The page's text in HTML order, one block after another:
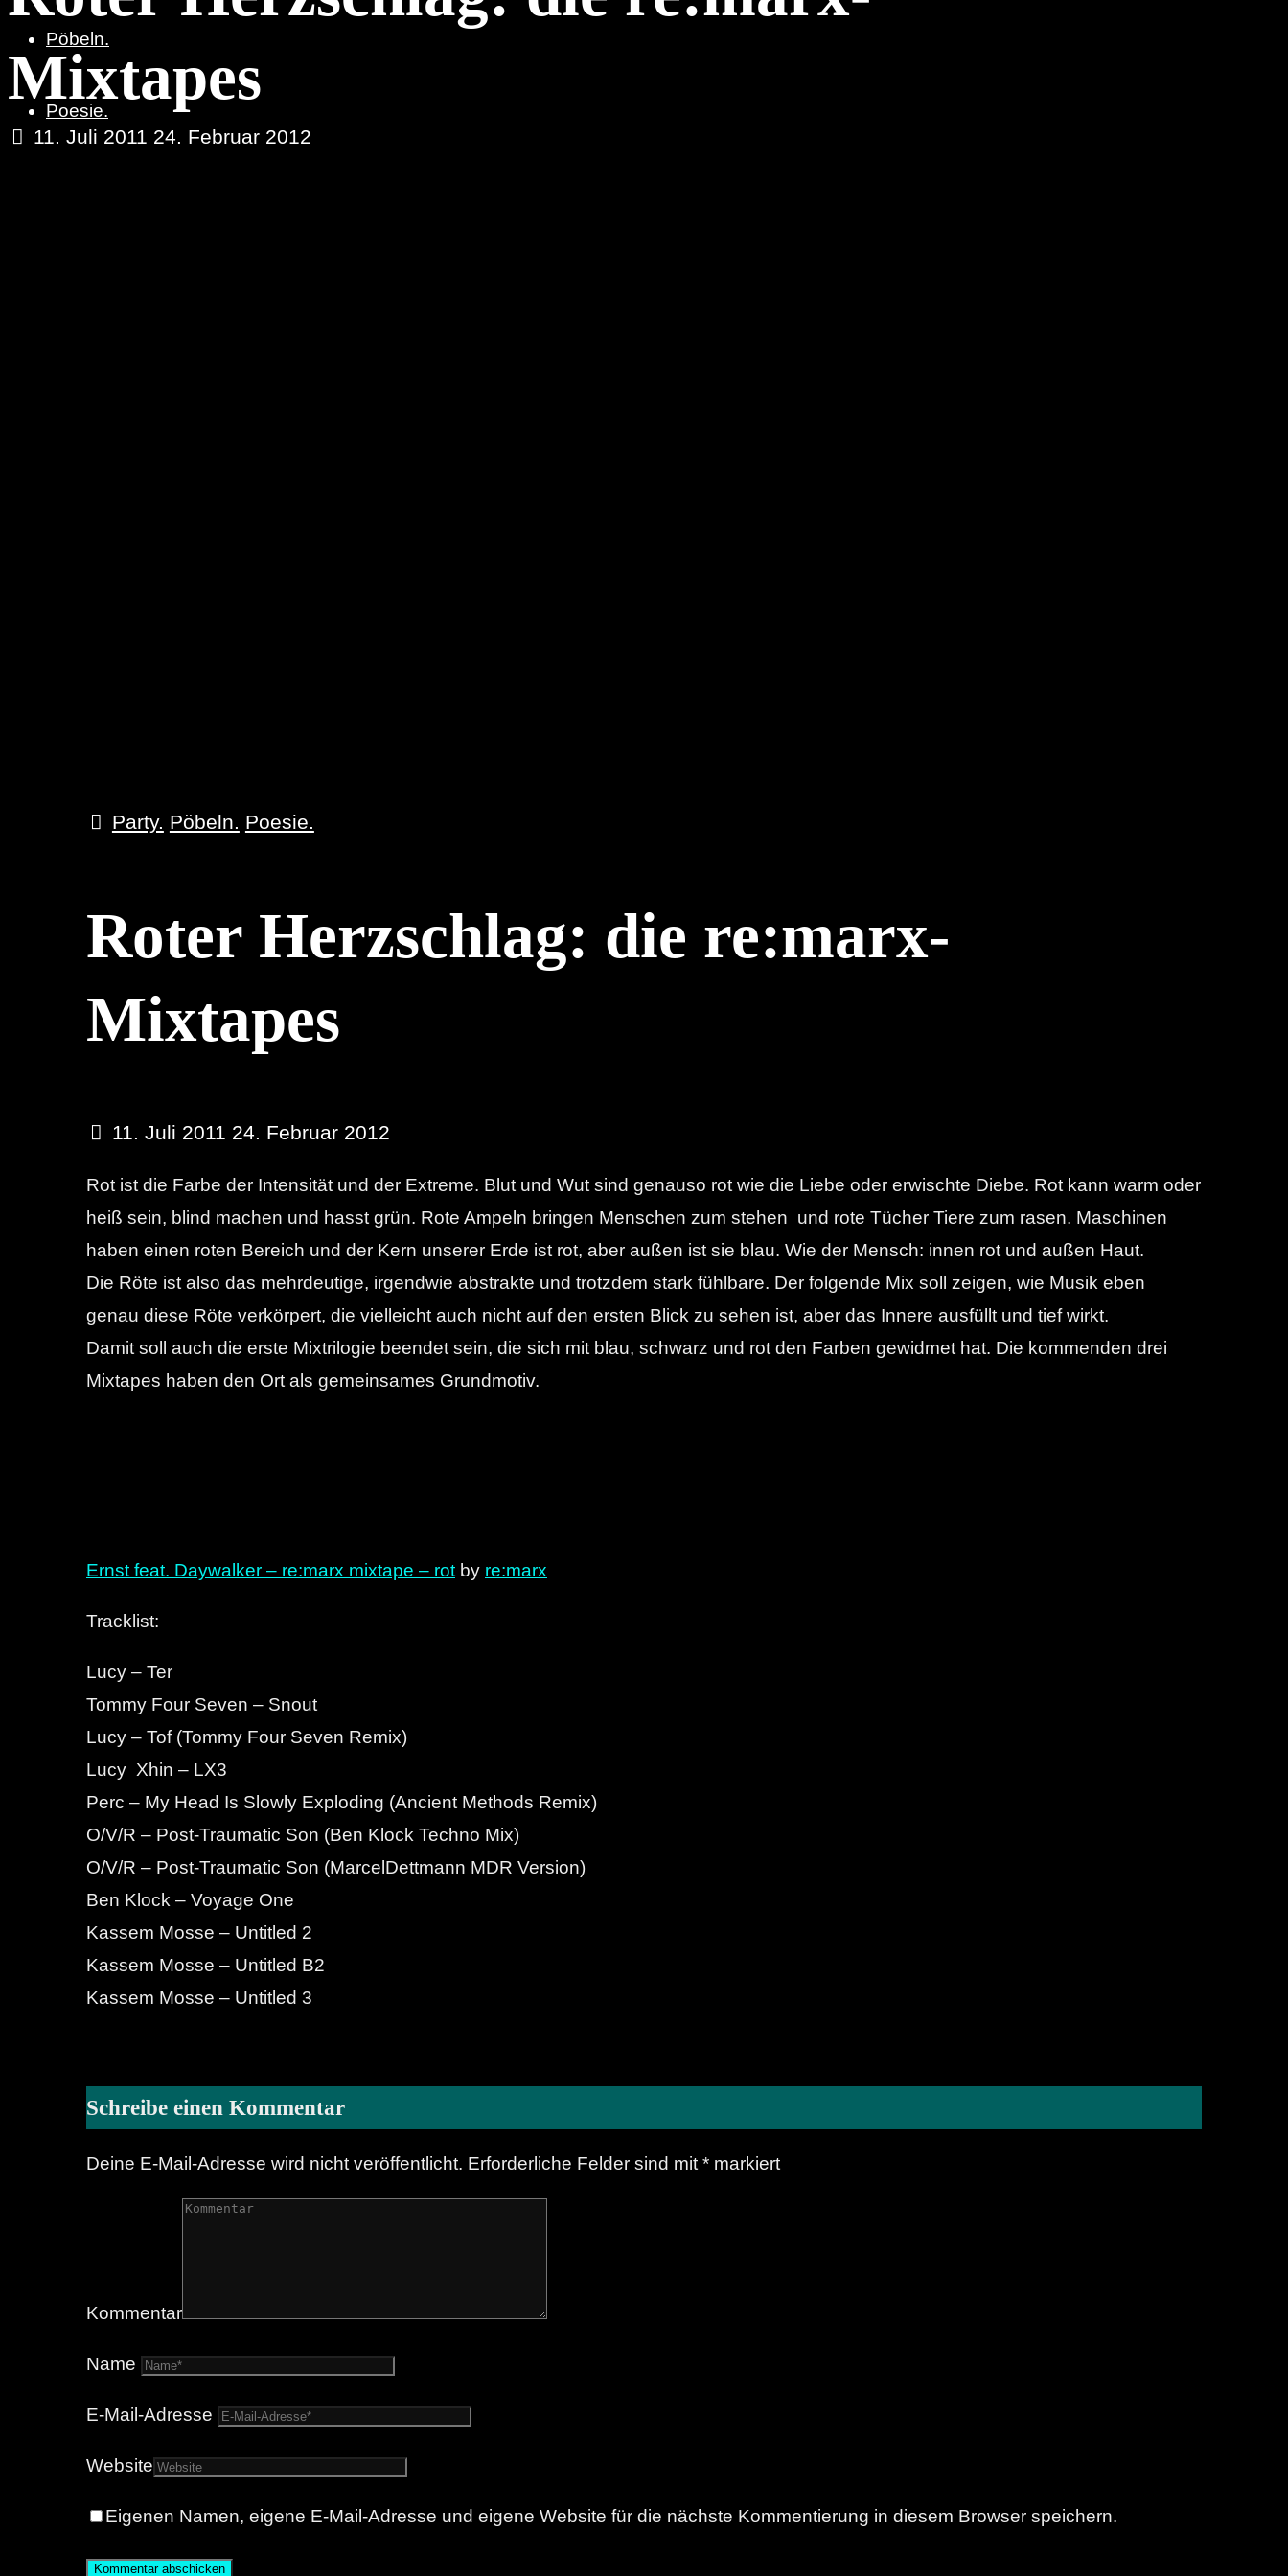
Pöbeln.
Poesie.
Mixtapes
11. Juli 2011 24. Februar 2012
Party. Pöbeln. Poesie.
Roter Herzschlag: die re:marx-
Mixtapes
11. Juli 2011 24. Februar 2012
Rot ist die Farbe der Intensität und der Extreme. Blut und Wut sind genauso rot wie die Liebe oder erwischte Diebe. Rot kann warm oder
heiß sein, blind machen und hasst grün. Rote Ampeln bringen Menschen zum stehen und rote Tücher Tiere zum rasen. Maschinen
haben einen roten Bereich und der Kern unserer Erde ist rot, aber außen ist sie blau. Wie der Mensch: innen rot und außen Haut.
Die Röte ist also das mehrdeutige, irgendwie abstrakte und trotzdem stark fühlbare. Der folgende Mix soll zeigen, wie Musik eben
genau diese Röte verkörpert, die vielleicht auch nicht auf den ersten Blick zu sehen ist, aber das Innere ausfüllt und tief wirkt.
Damit soll auch die erste Mixtrilogie beendet sein, die sich mit blau, schwarz und rot den Farben gewidmet hat. Die kommenden drei
Mixtapes haben den Ort als gemeinsames Grundmotiv.
Ernst feat. Daywalker – re:marx mixtape – rot by re:marx
Tracklist:
Lucy – Ter
Tommy Four Seven – Snout
Lucy – Tof (Tommy Four Seven Remix)
Lucy Xhin – LX3
Perc – My Head Is Slowly Exploding (Ancient Methods Remix)
O/V/R – Post-Traumatic Son (Ben Klock Techno Mix)
O/V/R – Post-Traumatic Son (MarcelDettmann MDR Version)
Ben Klock – Voyage One
Kassem Mosse – Untitled 2
Kassem Mosse – Untitled B2
Kassem Mosse – Untitled 3
Schreibe einen Kommentar
Deine E-Mail-Adresse wird nicht veröffentlicht. Erforderliche Felder sind mit* markiert
Kommentar
Name
E-Mail-Adresse
Website
Eigenen Namen, eigene E-Mail-Adresse und eigene Website für die nächste Kommentierung in diesem Browser speichern.